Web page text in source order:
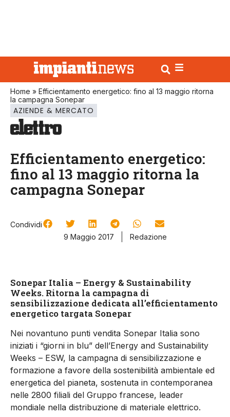
Home » Efficientamento energetico: fino al 13 maggio ritorna
la campagna Sonepar
AZIENDE & MERCATO
Efficientamento energetico:
fino al 13 maggio ritorna la
campagna Sonepar
Condividi
9 Maggio 2017
Redazione
Sonepar Italia – Energy & Sustainability
Weeks. Ritorna la campagna di
sensibilizzazione dedicata all’efficientamento
energetico targata Sonepar
Nei novantuno punti vendita Sonepar Italia sono
iniziati i “giorni in blu” dell’Energy and Sustainability
Weeks – ESW, la campagna di sensibilizzazione e
formazione a favore della sostenibilità ambientale ed
energetica del pianeta, sostenuta in contemporanea
nelle 2800 filiali del Gruppo francese, leader
mondiale nella distribuzione di materiale elettrico.